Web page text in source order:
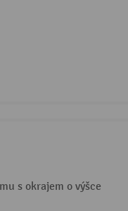
s okrajem o výšce